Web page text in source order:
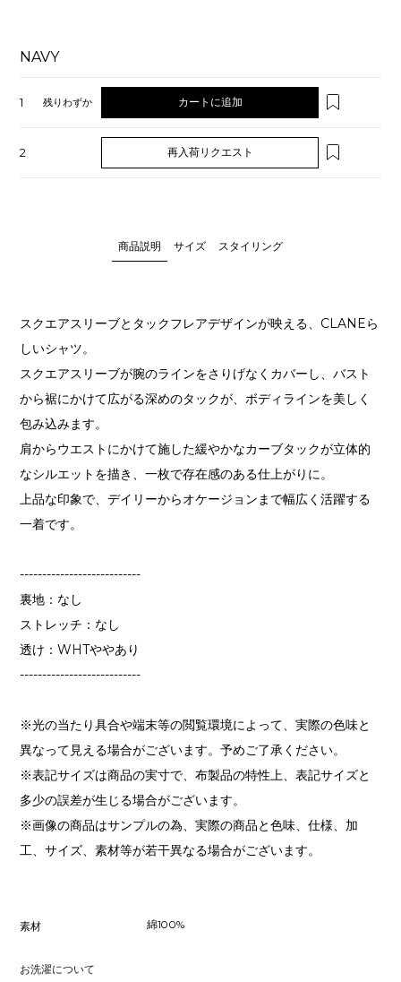
NAVY
1 残りわずか カートに追加
2 再入荷リクエスト
商品説明 サイズ スタイリング
スクエアスリーブとタックフレアデザインが映える、CLANEら
しいシャツ。
スクエアスリーブが腕のラインをさりげなくカバーし、バスト
から裾にかけて広がる深めのタックが、ボディラインを美しく
包み込みます。
肩からウエストにかけて施した緩やかなカーブタックが立体的
なシルエットを描き、一枚で存在感のある仕上がりに。
上品な印象で、デイリーからオケージョンまで幅広く活躍する
一着です。
---------------------------
裏地：なし
ストレッチ：なし
透け：WHTややあり
---------------------------
※光の当たり具合や端末等の閲覧環境によって、実際の色味と
異なって見える場合がございます。予めご了承ください。
※表記サイズは商品の実寸で、布製品の特性上、表記サイズと
多少の誤差が生じる場合がございます。
※画像の商品はサンプルの為、実際の商品と色味、仕様、加
工、サイズ、素材等が若干異なる場合がございます。
素材 綿100%
お洗濯について